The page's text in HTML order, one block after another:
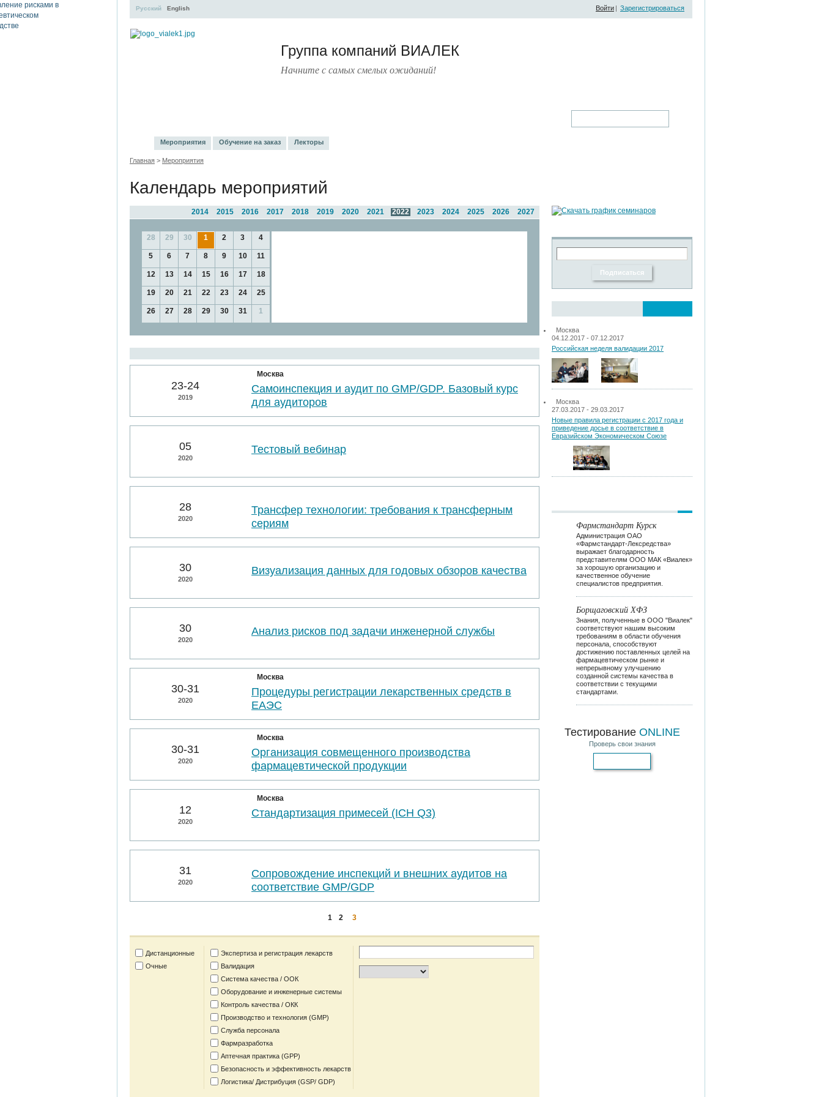
Группа компаний ВИАЛЕК
Начните с самых смелых ожиданий!
Русский English Войти | Зарегистрироваться
Мероприятия Обучение на заказ Лекторы
Главная > Мероприятия
Календарь мероприятий
2027
2026
2025
2024
2023
2022
2021
2020
2019
2018
2017
2016
2015
2014
28 29 30 1 2 3 4
5 6 7 8 9 10 11
12 13 14 15 16 17 18
19 20 21 22 23 24 25
26 27 28 29 30 31 1
23-24
2019
Москва
Самоинспекция и аудит по GMP/GDP. Базовый курс
для аудиторов
05
2020
Тестовый вебинар
28
2020
Трансфер технологии: требования к трансферным
сериям
30
2020
Визуализация данных для годовых обзоров качества
30
2020
Анализ рисков под задачи инженерной службы
30-31
2020
Москва
Процедуры регистрации лекарственных средств в
ЕАЭС
30-31
2020
Москва
Организация совмещенного производства
фармацевтической продукции
12
2020
Москва
Стандартизация примесей (ICH Q3)
31
2020
Сопровождение инспекций и внешних аудитов на
соответствие GMP/GDP
1 2 3
Дистанционные
Очные
Экспертиза и регистрация лекарств
Валидация
Система качества / ООК
Оборудование и инженерные системы
Контроль качества / ОКК
Производство и технология (GMP)
Служба персонала
Фармразработка
Аптечная практика (GPP)
Безопасность и эффективность лекарств
Логистика/ Дистрибуция (GSP/ GDP)
Москва
04.12.2017 - 07.12.2017
Российская неделя валидации 2017
Москва
27.03.2017 - 29.03.2017
Новые правила регистрации c 2017 года и
приведение досье в соответствие в
Евразийском Экономическом Союзе
Фармстандарт Курск
Администрация ОАО
«Фармстандарт-Лексредства»
выражает благодарность
представителям ООО МАК «Виалек»
за хорошую организацию и
качественное обучение
специалистов предприятия.
Борщаговский ХФЗ
3нания, полученные в ООО "Виалек"
соответствуют нашим высоким
требованиям в области обучения
персонала, способствуют
достижению поставленных целей на
фармацевтическом рынке и
непрерывному улучшению
созданной системы качества в
соответствии с текущими
стандартами.
Тестирование ONLINE
Проверь свои знания